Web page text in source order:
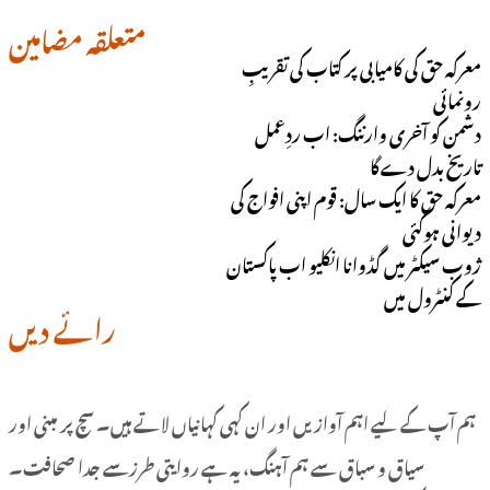
متعلقہ مضامین معرکہ حق کی کامیابی پر کتاب کی تقریبِ
رونمائی
دشمن کو آخری وارننگ: اب ردِعمل
تاریخ بدل دے گا
معرکہ حق کا ایک سال: قوم اپنی افواج کی
دیوانی ہوگئی
ژوب سیکٹر میں گڈوانا انکلیو اب پاکستان
کے کنٹرول میں رائے دیں
ہم آپ کے لیے اہم آوازیں اور ان کہی کہانیاں لاتے ہیں۔ سچ پر مبنی اور
سیاق و سباق سے ہم آہنگ، یہ ہے روایتی طرزسے جدا صحافت۔